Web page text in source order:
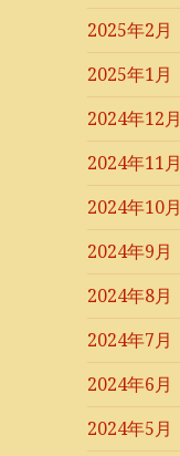
2025年2月
2025年1月
2024年12月
2024年11月
2024年10月
2024年9月
2024年8月
2024年7月
2024年6月
2024年5月